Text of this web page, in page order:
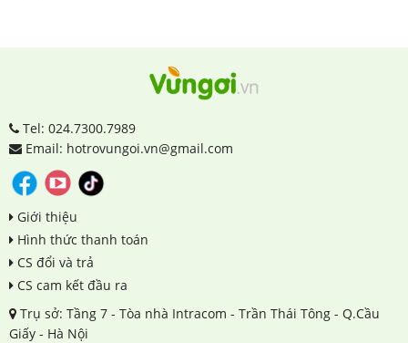
Tel: 024.7300.7989
Email: hotrovungoi.vn@gmail.com
Giới thiệu
Hình thức thanh toán
CS đổi và trả
CS cam kết đầu ra
Trụ sở: Tầng 7 - Tòa nhà Intracom - Trần Thái Tông - Q.Cầu
Giấy - Hà Nội